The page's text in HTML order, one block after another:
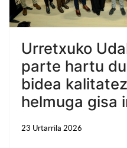
Urretxuko
parte hartu
bidea
helmuga gisa
23 Urtarrila 2026